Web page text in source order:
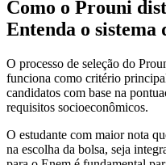
Como o Prouni
Entenda o sistema
O processo de seleção do
funciona como critério
candidatos com base na
requisitos socioeconômicos.
O estudante com maior nota
na escolha da bolsa, seja